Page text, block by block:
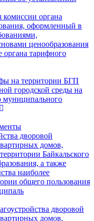
комиссии органа
оформленный в
ценообразования
тарифного
на территории БГП
городской среды на
муниципального
дворовой
домов,
Байкальского
а также
наиболее
общего пользования
дворовой
домов,